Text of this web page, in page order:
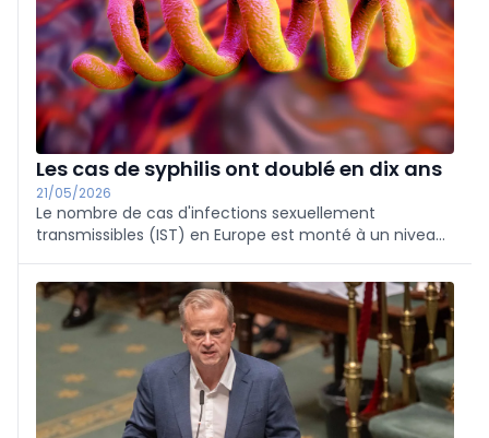
Les cas de syphilis ont doublé en dix ans
21/05/2026
Le nombre de cas d'infections sexuellement
transmissibles (IST) en Europe est monté à un niveau
prévention et de contrôle des maladies (ECDC).